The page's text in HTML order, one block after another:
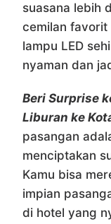
suasana lebih
cemilan favorit
lampu LED
nyaman dan
Beri Surprise
Liburan ke
pasangan
menciptakan
Kamu bisa
impian
di hotel yang